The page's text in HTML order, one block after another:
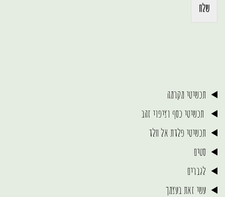
שלח
תכשיטי מקרמה
תכשיטי כסף וציפוי זהב
תכשיטי פלדת אל חלד
סטים
לגברים
עשי זאת בעצמך